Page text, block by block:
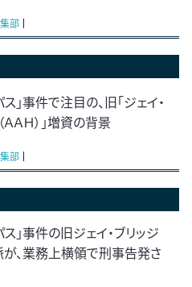
部
ス」事件で注目の、旧「ジェイ・
ＡＡＨ）」増資の背景
部
ス」事件の旧ジェイ・ブリッジ
、業務上横領で刑事告発さ